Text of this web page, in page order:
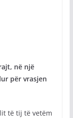
në një
për vrasjen
të tij të vetëm